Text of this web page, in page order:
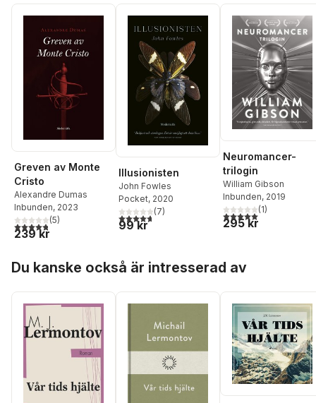
Greven av Monte
Cristo
Alexandre Dumas
Inbunden, 2023
4,8utav 5 stjärnor. Totalt antal röster:
(5)
239 kr
Illusionisten
John Fowles
Pocket, 2020
4,7utav 5 stjärnor. Totalt antal röster:
(7)
99 kr
Neuromancer-
trilogin
William Gibson
Inbunden, 2019
5,0utav 5 stjärnor.
(1)
295 kr
Du kanske också är intresserad av